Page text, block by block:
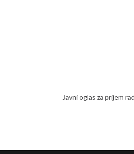
Javni oglas za prijem